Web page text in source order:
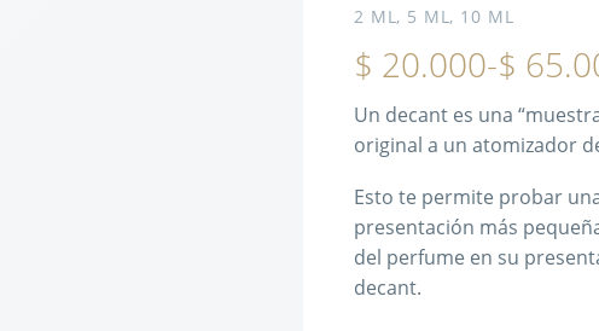
2 ML, 5 ML, 10 ML
$ 20.000-$
Un decant es una
original a un atomizador
Esto te permite probar
presentación más
del perfume en su
decant.